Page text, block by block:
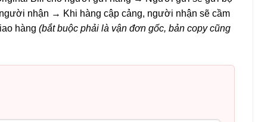
nhận → Khi hàng cập cảng, người nhận sẽ cầm
hàng (bắt buộc phải là vận đơn gốc, bản copy cũng